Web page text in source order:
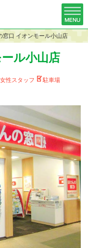
窓口 イオンモール小山店
ル小山店
女性スタッフ
駐車場